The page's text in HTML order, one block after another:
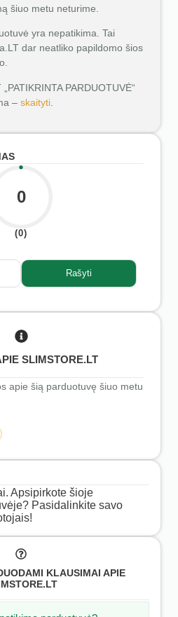
šiuo metu neturime.
yra nepatikima. Tai
dar neatliko papildomo šios
PARDUOTUVĖ“
– skaityti
0
(0)
Rašyti
SLIMSTORE.LT
apie šią parduotuvę šiuo metu
Apsipirkote šioje
Pasidalinkite savo
KLAUSIMAI APIE